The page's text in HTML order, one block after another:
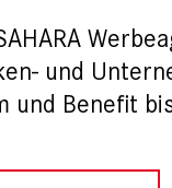
und
und Benefit